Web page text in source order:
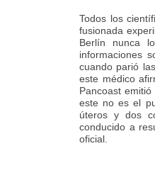
Todos los
fusionada
Berlín nunca
informaciones
cuando parió
este médico
Pancoast
este no es el
úteros y dos
conducido a
oficial.